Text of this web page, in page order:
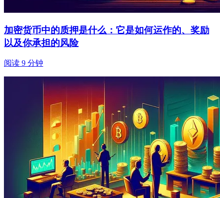
加密货币中的质押是什么：它是如何运作的、奖励
以及你承担的风险
阅读 9 分钟